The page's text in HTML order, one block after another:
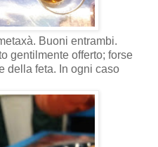
Buoni entrambi.
gentilmente offerto; forse
della feta. In ogni caso